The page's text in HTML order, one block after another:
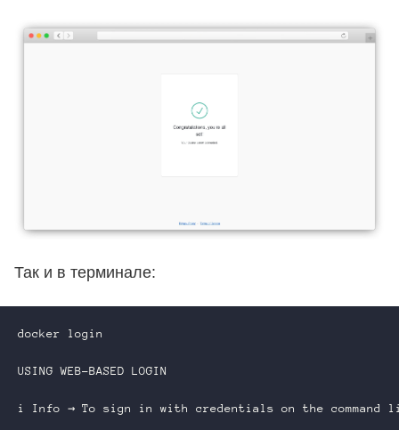
Так и в терминале:
docker login
USING WEB-BASED LOGIN
i Info → To sign in with credentials on the command